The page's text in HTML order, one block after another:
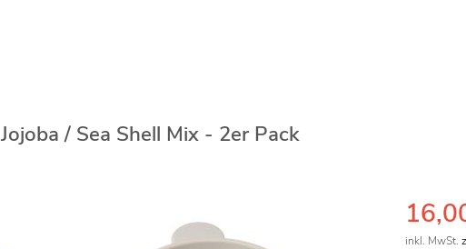
/ Sea Shell Mix - 2er Pack
inkl. MwSt.